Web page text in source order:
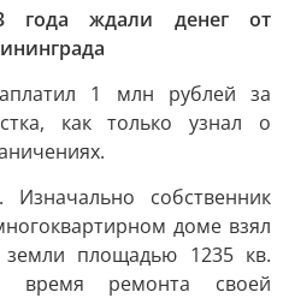
года ждали денег от
1 млн рублей за
как только узнал о
собственник
доме взял
земли площадью 1235 кв.
ремонта своей